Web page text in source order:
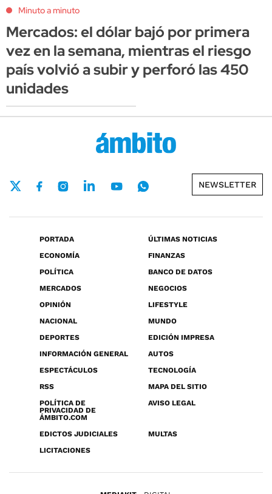
Minuto a minuto
Mercados: el dólar bajó por primera
vez en la semana, mientras el riesgo
país volvió a subir y perforó las 450
unidades
NEWSLETTER
PORTADA
ÚLTIMAS NOTICIAS
ECONOMÍA
FINANZAS
POLÍTICA
BANCO DE DATOS
MERCADOS
NEGOCIOS
OPINIÓN
LIFESTYLE
NACIONAL
MUNDO
DEPORTES
EDICIÓN IMPRESA
INFORMACIÓN GENERAL
AUTOS
ESPECTÁCULOS
TECNOLOGÍA
RSS
MAPA DEL SITIO
POLÍTICA DE
PRIVACIDAD DE
ÁMBITO.COM
AVISO LEGAL
EDICTOS JUDICIALES
MULTAS
LICITACIONES